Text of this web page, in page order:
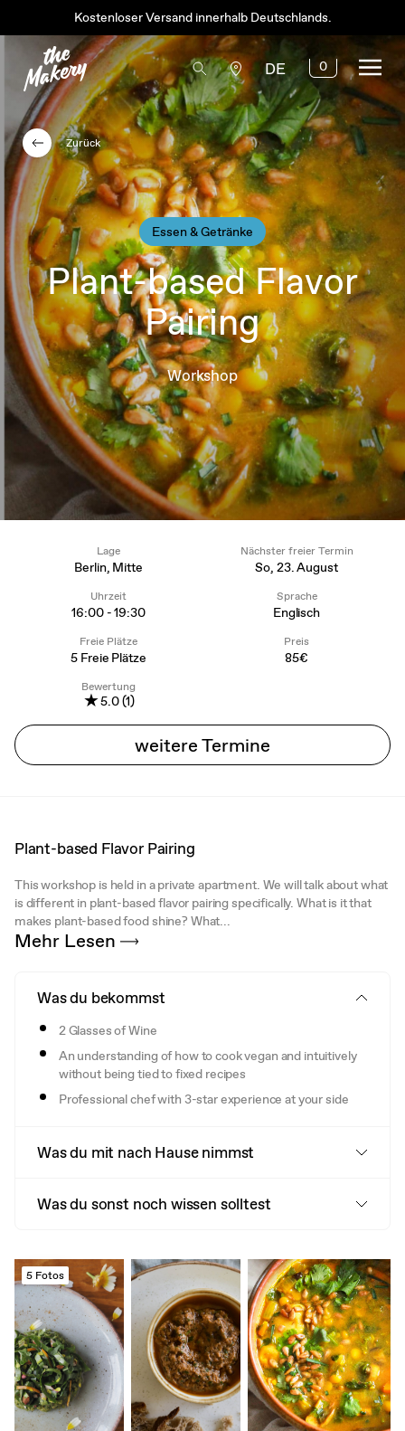
Kostenloser Versand innerhalb Deutschlands.
DE 0
Essen & Getränke
Plant-based Flavor
Pairing
Workshop
Zurück
Lage
Berlin, Mitte
Nächster freier Termin
So, 23. August
Uhrzeit
16:00 - 19:30
Sprache
Englisch
Freie Plätze
5 Freie Plätze
Preis
85€
Bewertung
★5.0 (1)
weitere Termine
Plant-based Flavor Pairing
This workshop is held in a private apartment. We will talk about what
is different in plant-based flavor pairing specifically. What is it that
makes plant-based food shine? What...
Mehr Lesen
Was du bekommst
2 Glasses of Wine
An understanding of how to cook vegan and intuitively
without being tied to fixed recipes
Professional chef with 3-star experience at your side
Was du mit nach Hause nimmst
Was du sonst noch wissen solltest
5 Fotos